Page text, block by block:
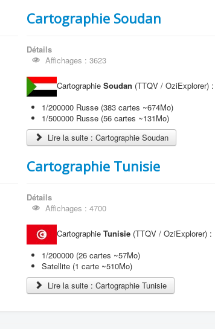
Cartographie Soudan
Détails
Affichages : 3623
CartographieSoudan (TTQV / OziExplorer) :
1/200000 Russe (383 cartes ~674Mo)
1/500000 Russe (56 cartes ~131Mo)
Lire la suite : Cartographie Soudan
Cartographie Tunisie
Détails
Affichages : 4700
CartographieTunisie (TTQV / OziExplorer) :
1/200000 (26 cartes ~57Mo)
Satellite (1 carte ~510Mo)
Lire la suite : Cartographie Tunisie